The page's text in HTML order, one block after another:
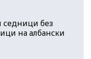
без
на албански